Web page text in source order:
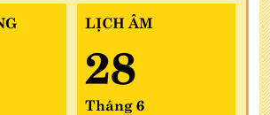
LỊCH ÂM
28
Tháng 6